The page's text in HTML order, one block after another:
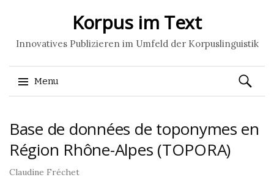
Korpus im Text
Innovatives Publizieren im Umfeld der Korpuslinguistik
Menu
au
principal
Base de données de toponymes en
Région Rhône-Alpes (TOPORA)
Claudine Fréchet